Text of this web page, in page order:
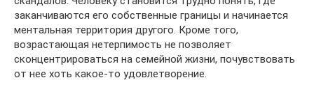
заканчиваются его собственные границы и начинается
ментальная территория другого. Кроме того,
возрастающая нетерпимость не позволяет
сконцентрироваться на семейной жизни, почувствовать
от нее хоть какое-то удовлетворение.